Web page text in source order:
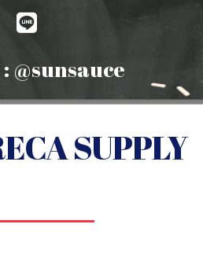
@sunsauce
SUPPLY